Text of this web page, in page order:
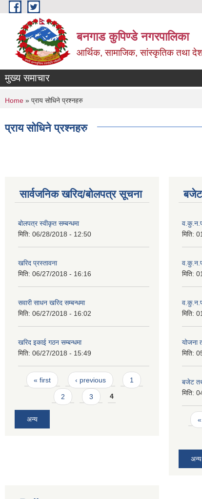
Skip to main content
बनगाड कुपिण्डे नगरपालिका
आर्थिक, सामाजिक, सांस्कृतिक तथा देश
मुख्य समाचार
You are here
Home » प्राय सोधिने प्रश्नहरु
प्राय सोधिने प्रश्नहरु
सार्वजनिक खरिद/बोलपत्र सूचना
बोलपत्र स्वीकृत सम्बन्धमा
मिति: 06/28/2018 - 12:50
खरिद प्रस्तावना
मिति: 06/27/2018 - 16:16
सवारी साधन खरिद सम्बन्धमा
मिति: 06/27/2018 - 16:02
खरिद इकाई गठन सम्बन्धमा
मिति: 06/27/2018 - 15:49
Pages
« first ‹ previous 1
2 3 4
अन्य
बजेट
मिति:
मिति:
मिति:
योजना
मिति:
बजेट
मिति:
अन्य